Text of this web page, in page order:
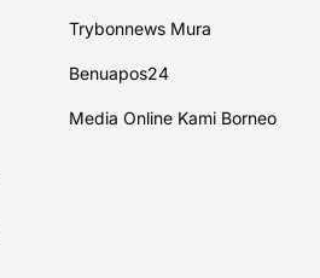
Trybonnews Mura
Benuapos24
Media Online Kami Borneo